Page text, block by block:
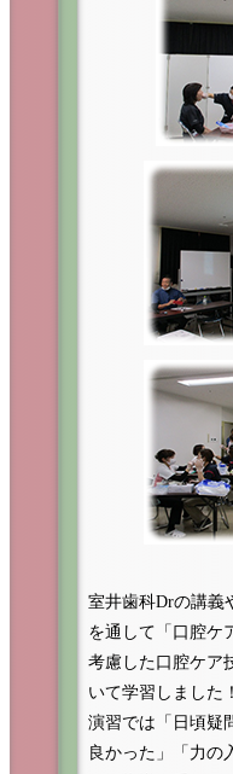
室井歯科Drの講義
を通して「口腔ケ
考慮した口腔ケア
いて学習しました！
演習では「日頃疑
良かった」「力の